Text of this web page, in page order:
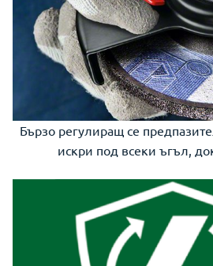
Бързо регулиращ се
искри под всеки ъгъл,